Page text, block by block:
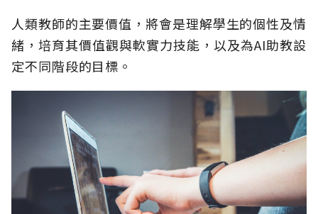
人類教師的主要價值，將會是理解學生的個性及情
緒，培育其價值觀與軟實力技能，以及為AI助教設
定不同階段的目標。